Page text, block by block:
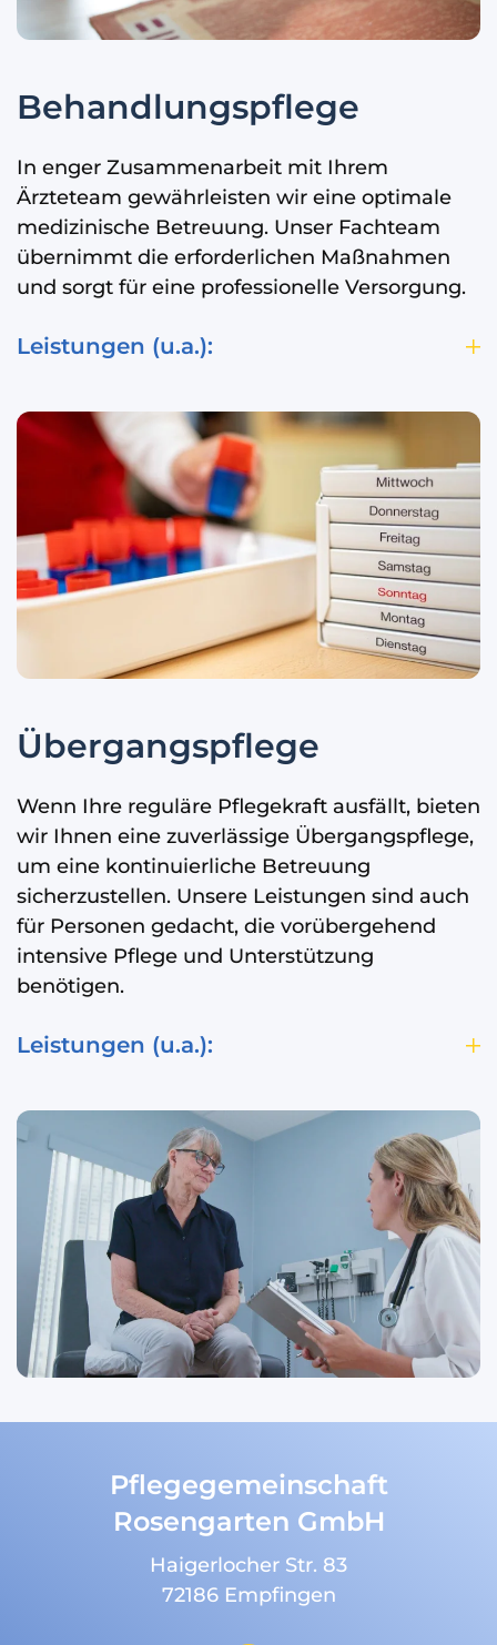
Behandlungspflege
In enger Zusammenarbeit mit Ihrem
Ärzteteam gewährleisten wir eine optimale
medizinische Betreuung. Unser Fachteam
übernimmt die erforderlichen Maßnahmen
und sorgt für eine professionelle Versorgung.
Leistungen (u.a.):
Übergangspflege
Wenn Ihre reguläre Pflegekraft ausfällt, bieten
wir Ihnen eine zuverlässige Übergangspflege,
um eine kontinuierliche Betreuung
sicherzustellen. Unsere Leistungen sind auch
für Personen gedacht, die vorübergehend
intensive Pflege und Unterstützung
benötigen.
Leistungen (u.a.):
Pflege­gemeinschaft
Rosengarten GmbH
Haigerlocher Str. 83
72186 Empfingen